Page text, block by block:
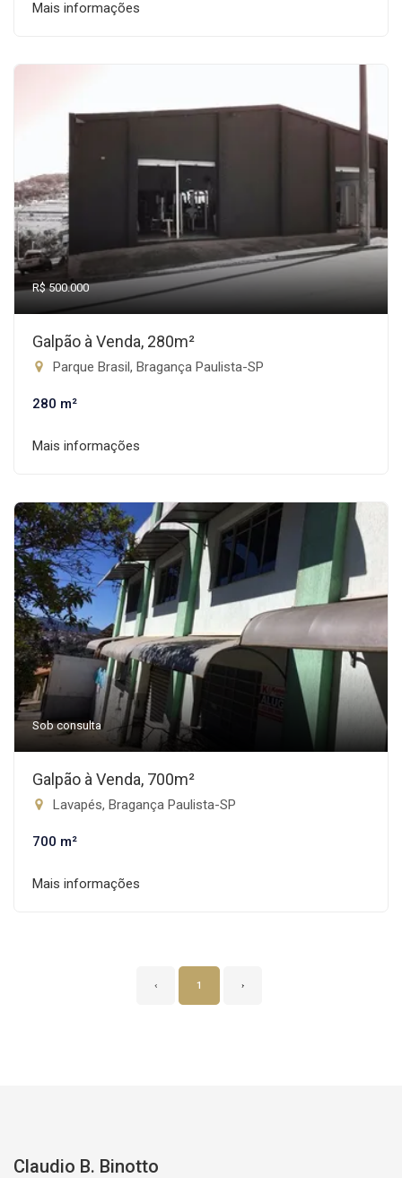
Mais informações
R$ 500.000
Galpão à Venda, 280m²
Parque Brasil, Bragança Paulista-SP
280 m²
Mais informações
Sob consulta
Galpão à Venda, 700m²
Lavapés, Bragança Paulista-SP
700 m²
Mais informações
‹ 1 ›
Claudio B. Binotto